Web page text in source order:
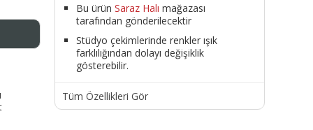
Bu ürün Saraz Halı mağazası
tarafından gönderilecektir
Stüdyo çekimlerinde renkler ışık
farklılığından dolayı değişiklik
gösterebilir.
Tüm Özellikleri Gör